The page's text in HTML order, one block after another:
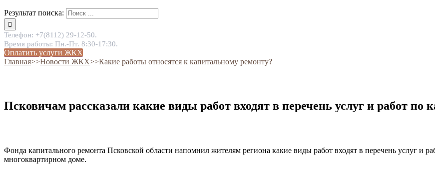
Результат поиска:
Телефон: +7(8112) 29-12-50.
Время работы: Пн.-Пт. 8:30-17:30.
Оплатить услуги ЖКХ
Главная˃˃Новости ЖКХ˃˃Какие работы относятся к капитальному ремонту?
Псковичам рассказали какие виды работ входят в перечень услуг и работ по
Фонда капитального ремонта Псковской области напомнил жителям региона какие виды работ входят в перечень услуг и
многоквартирном доме.